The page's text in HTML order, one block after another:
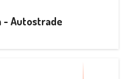
- Autostrade